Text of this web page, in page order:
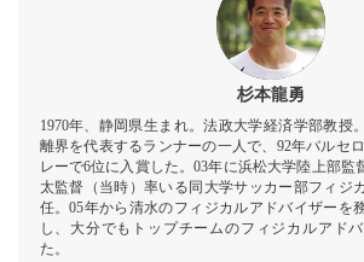
杉本龍勇
1970年、静岡県生まれ。法政大学経済学部教授
離界を代表するランナーの一人で、92年バルセ
レーで6位に入賞した。03年に浜松大学陸上部監
太監督（当時）率いる同大学サッカー部フィジ
任。05年から清水のフィジカルアドバイザーを
し、大分でもトップチームのフィジカルアド
た。